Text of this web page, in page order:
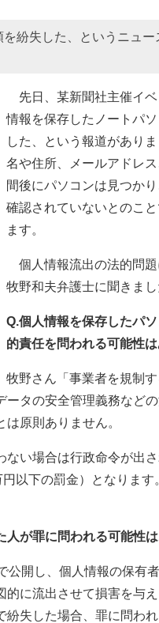
紛失した、というニュ
先日、某新聞社主催イベ
情報を保存したノートパ
した、という報道があり
名や住所、メールアドレ
間後にパソコンは見つか
確認されていないとのこ
ます。
個人情報流出の法的問
牧野和夫弁護士に聞きまし
Q.個人情報を保存したパ
的責任を問われる可能性は
牧野さん「事業者を規制
タの安全管理義務など
原則ありません。
い場合は行政命令が出
以下の罰金）となりま
が罪に問われる可能性は
開し、個人情報の保有
に流出させて損害を与
失した場合、罪に問わ